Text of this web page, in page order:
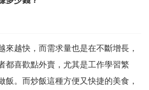
來越快，而需求量也是在不斷增長，
都喜歡點外賣，尤其是工作學習繁
飯。而炒飯這種方便又快捷的美食，